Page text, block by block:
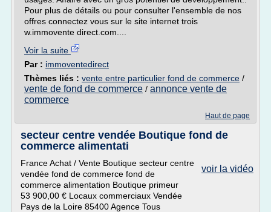
Pour plus de détails ou pour consulter l'ensemble de nos
offres connectez vous sur le site internet trois
w.immovente direct.com....
Voir la suite
Par : immoventedirect
Thèmes liés : vente entre particulier fond de commerce /
vente de fond de commerce / annonce vente de
commerce
Haut de page
secteur centre vendée Boutique fond de
commerce alimentati
voir la vidéo
France Achat / Vente Boutique secteur centre
vendée fond de commerce fond de
commerce alimentation Boutique primeur
53 900,00 € Locaux commerciaux Vendée
Pays de la Loire 85400 Agence Tous